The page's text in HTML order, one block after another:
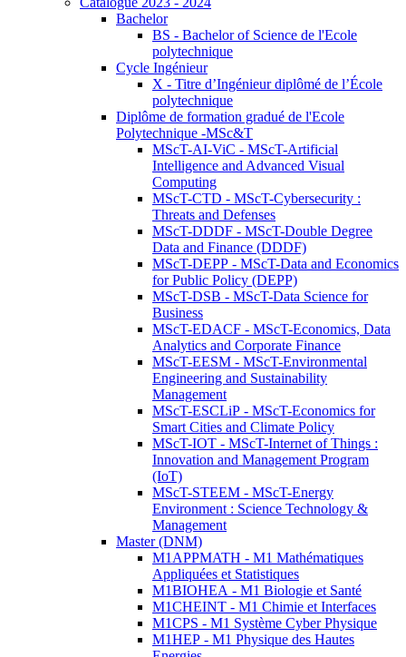
Bachelor
BS - Bachelor of Science de l'Ecole
polytechnique
Cycle Ingénieur
X - Titre d’Ingénieur diplômé de l’École
polytechnique
Diplôme de formation gradué de l'Ecole
Polytechnique -MSc&T
MScT-AI-ViC - MScT-Artificial
Intelligence and Advanced Visual
Computing
MScT-CTD - MScT-Cybersecurity :
Threats and Defenses
MScT-DDDF - MScT-Double Degree
Data and Finance (DDDF)
MScT-DEPP - MScT-Data and Economics
for Public Policy (DEPP)
MScT-DSB - MScT-Data Science for
Business
MScT-EDACF - MScT-Economics, Data
Analytics and Corporate Finance
MScT-EESM - MScT-Environmental
Engineering and Sustainability
Management
MScT-ESCLiP - MScT-Economics for
Smart Cities and Climate Policy
MScT-IOT - MScT-Internet of Things :
Innovation and Management Program
(IoT)
MScT-STEEM - MScT-Energy
Environment : Science Technology &
Management
Master (DNM)
M1APPMATH - M1 Mathématiques
Appliquées et Statistiques
M1BIOHEA - M1 Biologie et Santé
M1CHEINT - M1 Chimie et Interfaces
M1CPS - M1 Système Cyber Physique
M1HEP - M1 Physique des Hautes